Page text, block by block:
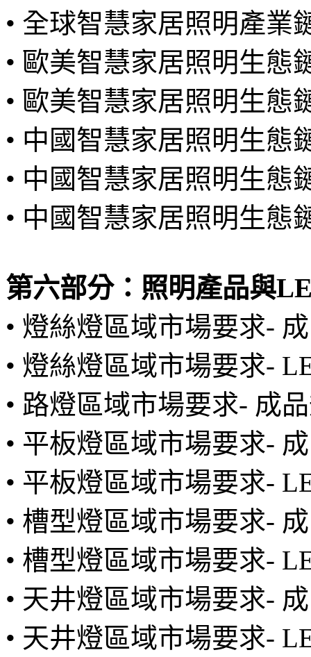
• 全球智慧家居照明產業
• 歐美智慧家居照明生態
• 歐美智慧家居照明生態
• 中國智慧家居照明生態
• 中國智慧家居照明生態
• 中國智慧家居照明生態
第六部分：照明產品與
• 燈絲燈區域市場要求-
• 燈絲燈區域市場要求-
• 路燈區域市場要求- 成
• 平板燈區域市場要求-
• 平板燈區域市場要求-
• 槽型燈區域市場要求-
• 槽型燈區域市場要求-
• 天井燈區域市場要求-
• 天井燈區域市場要求-